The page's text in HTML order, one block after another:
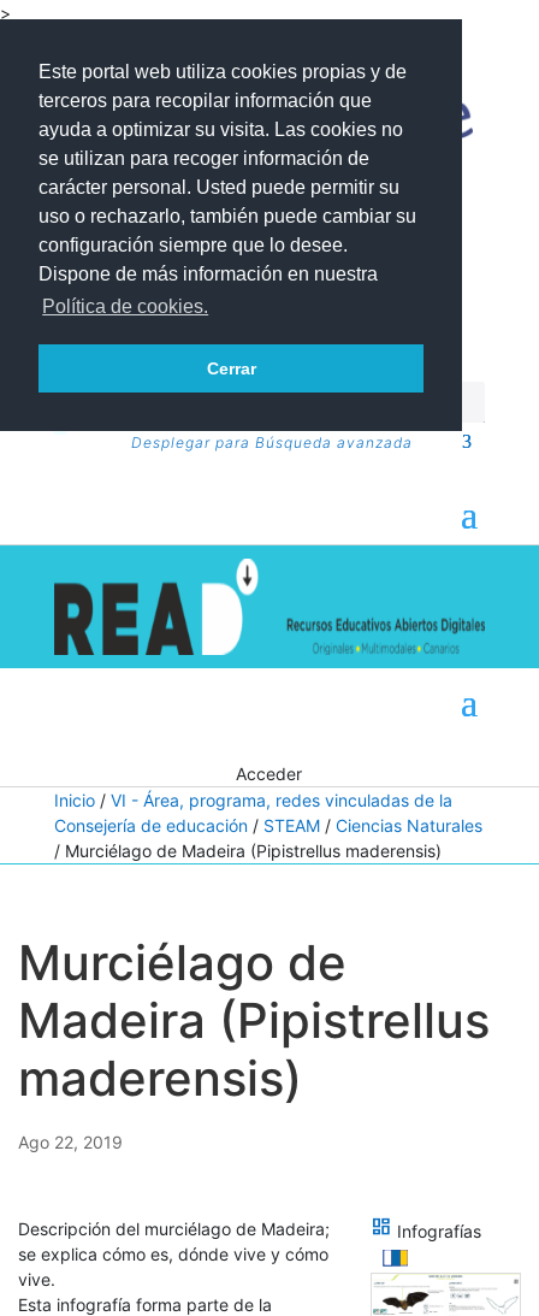
Este portal web utiliza cookies propias y de
terceros para recopilar información que
ayuda a optimizar su visita. Las cookies no
se utilizan para recoger información de
carácter personal. Usted puede permitir su
uso o rechazarlo, también puede cambiar su
configuración siempre que lo desee.
Dispone de más información en nuestra
Política de cookies.
Cerrar
>
Desplegar para Búsqueda avanzada
Acceder
Inicio/ VI - Área, programa, redes vinculadas de la
Consejería de educación/ STEAM/ Ciencias Naturales
/ Murciélago de Madeira (Pipistrellus maderensis)
Murciélago de
Madeira (Pipistrellus
maderensis)
Ago 22, 2019
dashboard Infografías
Descripción del murciélago de Madeira;
se explica cómo es, dónde vive y cómo
vive.
Esta infografía forma parte de la